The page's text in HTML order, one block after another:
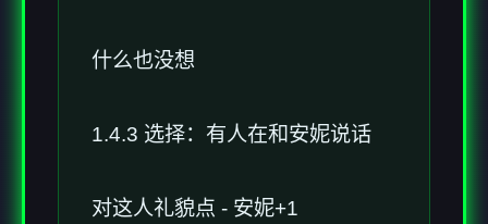
什么也没想
1.4.3 选择：有人在和安妮说话
对这人礼貌点 - 安妮+1